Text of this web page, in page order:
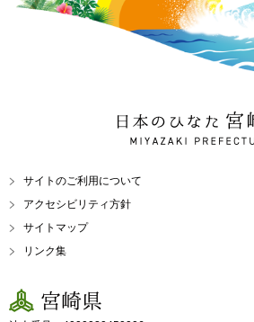
日本のひなた 宮崎県
MIYAZAKI
サイトのご利用について
アクセシビリティ方針
サイトマップ
リンク集
宮崎県